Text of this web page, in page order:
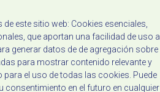
Enviar
este sitio web: Cookies esenciales,
que aportan una facilidad de uso al
generar datos de de agregación sobre
para mostrar contenido relevante y
para el uso de todas las cookies. Puede
consentimiento en el futuro en cualquier